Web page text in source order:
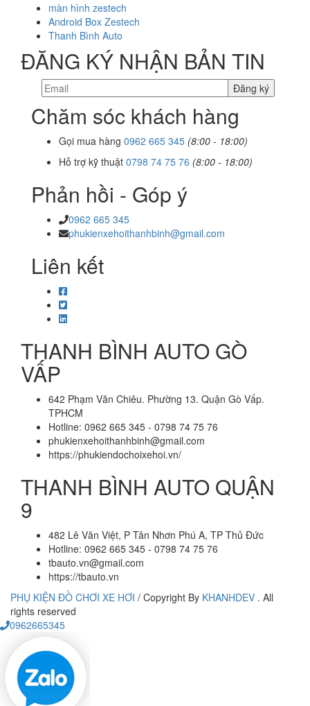
màn hình zestech
Android Box Zestech
Thanh Bình Auto
ĐĂNG KÝ NHẬN BẢN TIN
Chăm sóc khách hàng
Gọi mua hàng 0962 665 345 (8:00 - 18:00)
Hỗ trợ kỹ thuật 0798 74 75 76 (8:00 - 18:00)
Phản hồi - Góp ý
0962 665 345
phukienxehoithanhbinh@gmail.com
Liên kết
THANH BÌNH AUTO GÒ
VẤP
642 Phạm Văn Chiêu. Phường 13. Quận Gò Vấp.
TPHCM
Hotline: 0962 665 345 - 0798 74 75 76
phukienxehoithanhbinh@gmail.com
https://phukiendochoixehoi.vn/
THANH BÌNH AUTO QUẬN
9
482 Lê Văn Việt, P Tân Nhơn Phú A, TP Thủ Đức
Hotline: 0962 665 345 - 0798 74 75 76
tbauto.vn@gmail.com
https://tbauto.vn
PHỤ KIỆN ĐỒ CHƠI XE HƠI / Copyright By KHANHDEV . All
rights reserved
0962665345